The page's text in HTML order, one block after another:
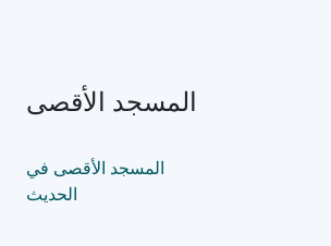
المسجد الأقصى
المسجد الأقصى في
الحديث